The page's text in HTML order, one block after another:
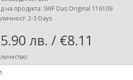
на продукта: SWF Das Original 116109
2-3 Days
лв. / €8.11